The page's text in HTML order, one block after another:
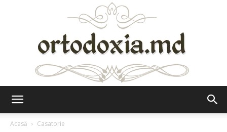
Acasă
Casatorie